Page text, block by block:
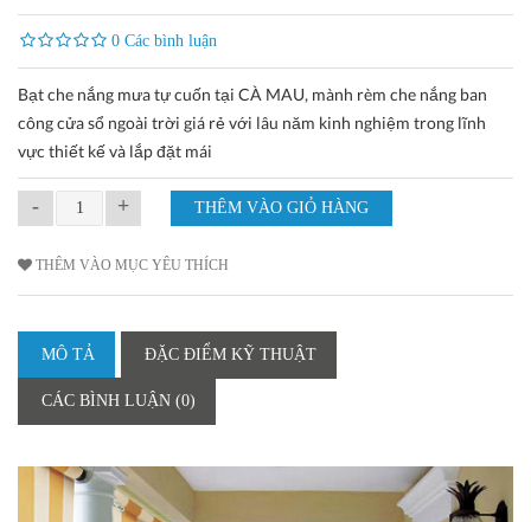
0 Các bình luận
Bạt che nắng mưa tự cuốn tại CÀ MAU, mành rèm che nắng ban
công cửa sổ ngoài trời giá rẻ với lâu năm kinh nghiệm trong lĩnh
vực thiết kế và lắp đặt mái
- +
THÊM VÀO MỤC YÊU THÍCH
MÔ TẢ ĐẶC ĐIỂM KỸ THUẬT
CÁC BÌNH LUẬN (0)